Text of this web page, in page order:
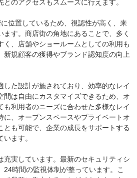
のアクセスもスムーズに行えます。
位置しているため、視認性が高く、来
ます。商店街の角地にあることで、多く
く、店舗やショールームとしての利用も
新規顧客の獲得やブランド認知度の向上
した設計が施されており、効率的なレイ
間は自由にカスタマイズできるため、オ
も利用者のニーズに合わせた多様なレイ
に、オープンスペースやプライベートオ
とも可能で、企業の成長をサポートする
ます。
充実しています。最新のセキュリティシ
24時間の監視体制が整っています。こ